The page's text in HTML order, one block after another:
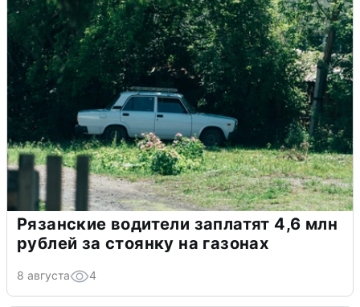
Рязанские водители заплатят 4,6 млн
рублей за стоянку на газонах
8 августа 4